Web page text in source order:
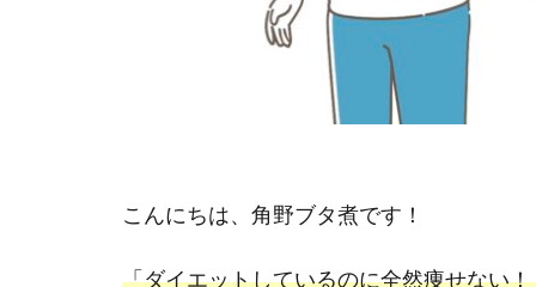
こんにちは、角野ブタ煮です！
「ダイエットしているのに全然痩せない！